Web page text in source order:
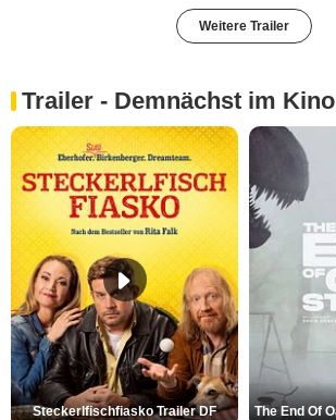
Weitere Trailer
Trailer - Demnächst im Kino
Steckerlfischfiasko Trailer DF